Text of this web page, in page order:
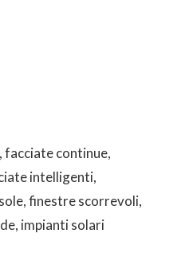
facciate continue,
intelligenti,
finestre scorrevoli,
impianti solari